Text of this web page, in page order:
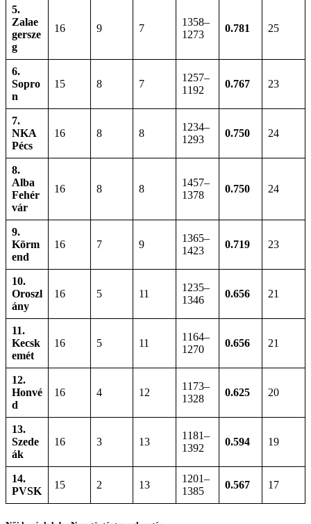
5.
Zalae
gersze
g
16 9 7
1358–
1273
0.781 25
6.
Sopro
n
15 8 7
1257–
1192
0.767 23
7.
NKA
Pécs
16 8 8
1234–
1293
0.750 24
8.
Alba
Fehér
vár
16 8 8
1457–
1378
0.750 24
9.
Körm
end
16 7 9
1365–
1423
0.719 23
10.
Oroszl
ány
16 5 11
1235–
1346
0.656 21
11.
Kecsk
emét
16 5 11
1164–
1270
0.656 21
12.
Honvé
d
16 4 12
1173–
1328
0.625 20
13.
Szede
ák
16 3 13
1181–
1392
0.594 19
14.
PVSK
15 2 13
1201–
1385
0.567 17